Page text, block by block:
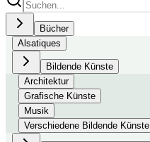
Bücher
Alsatiques
Bildende Künste
Architektur
Grafische Künste
Musik
Verschiedene Bildende Künste